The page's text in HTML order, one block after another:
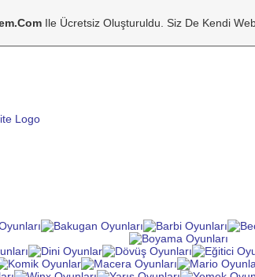
Ile Ücretsiz Oluşturuldu. Siz De Kendi